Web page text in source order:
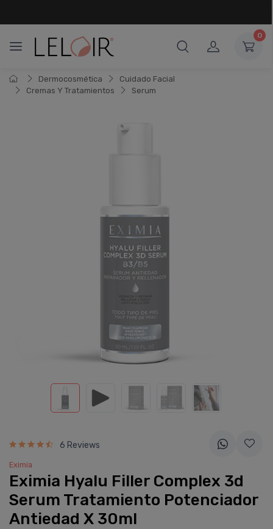
0
Dermocosmética
Cuidado Facial
Cremas Y Tratamientos
Serum
6 Reviews
Eximia
Eximia Hyalu Filler Complex 3d
Serum Tratamiento Potenciador
Antiedad X 30ml